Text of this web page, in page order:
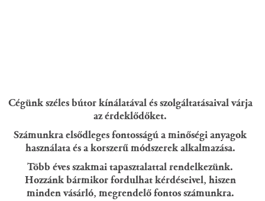
Cégünk széles bútor kínálatával és szolgáltatásaival várja
az érdeklődőket.
Számunkra elsődleges fontosságú a minőségi anyagok
használata és a korszerű módszerek alkalmazása.
Több éves szakmai tapasztalattal rendelkezünk.
Hozzánk bármikor fordulhat kérdéseivel, hiszen
minden vásárló, megrendelő fontos számunkra.